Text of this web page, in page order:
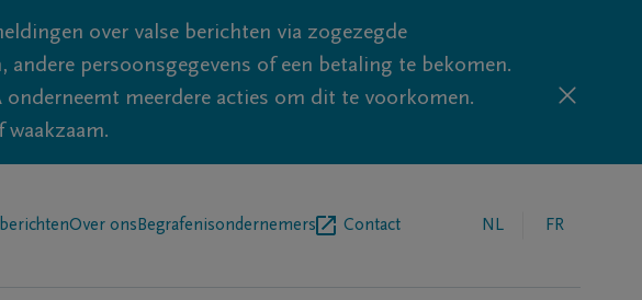
over valse berichten via zogezegde
persoonsgegevens of een betaling te bekomen.
meerdere acties om dit te voorkomen.
Over ons Begrafenisondernemers Contact NL FR